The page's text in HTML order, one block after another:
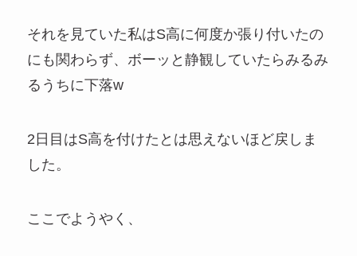
それを見ていた私はS高に何度か張り付いたの
にも関わらず、ボーッと静観していたらみるみ
るうちに下落w
2日目はS高を付けたとは思えないほど戻しま
した。
ここでようやく、